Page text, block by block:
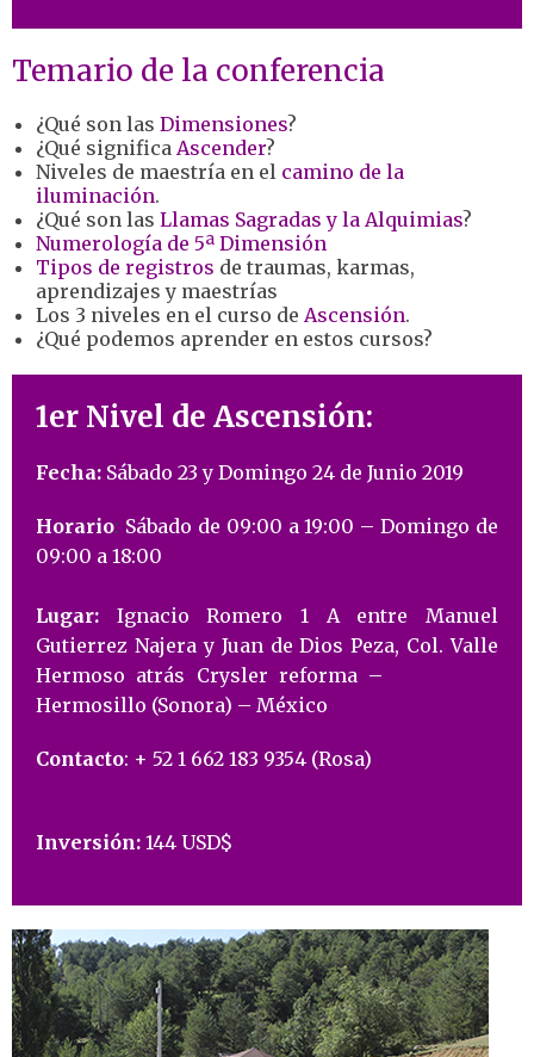
Temario de la conferencia
¿Qué son las Dimensiones?
¿Qué significa Ascender?
Niveles de maestría en el camino de la
iluminación.
¿Qué son las Llamas Sagradas y la Alquimias?
Numerología de 5ª Dimensión
Tipos de registros de traumas, karmas,
aprendizajes y maestrías
Los 3 niveles en el curso de Ascensión.
¿Qué podemos aprender en estos cursos?
1er Nivel de Ascensión:
Fecha: Sábado 23 y Domingo 24 de Junio 2019
Horario: Sábado de 09:00 a 19:00 – Domingo de
09:00 a 18:00
Lugar: Ignacio Romero 1 A entre Manuel
Gutierrez Najera y Juan de Dios Peza, Col. Valle
Hermoso atrás Crysler reforma –
Hermosillo (Sonora) – México
Contacto: + 52 1 662 183 9354 (Rosa)
Inversión: 144 USD$